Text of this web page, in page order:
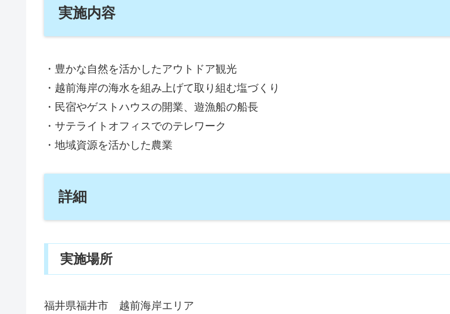
実施内容
・豊かな自然を活かしたアウトドア観光
・越前海岸の海水を組み上げて取り組む塩づくり
・民宿やゲストハウスの開業、遊漁船の船長
・サテライトオフィスでのテレワーク
・地域資源を活かした農業
詳細
実施場所
福井県福井市 越前海岸エリア